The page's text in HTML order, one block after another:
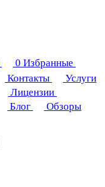
0 Избранные
Контакты
Услуги
Лицензии
Блог
Обзоры